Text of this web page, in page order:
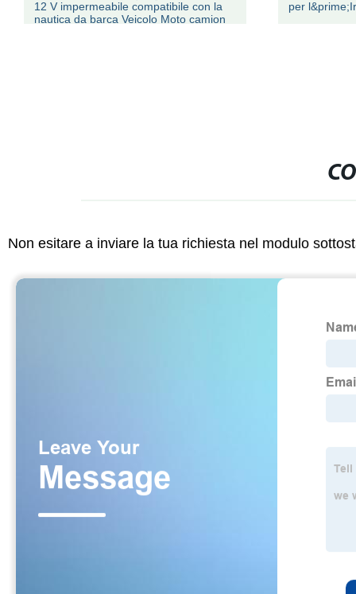
12 V impermeabile compatibile con la
nautica da barca Veicolo Moto camion
per
Non esitare a inviare la tua richiesta nel modulo